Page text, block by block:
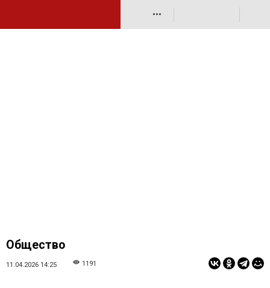
•••
Общество
11.04.2026 14:25 1191